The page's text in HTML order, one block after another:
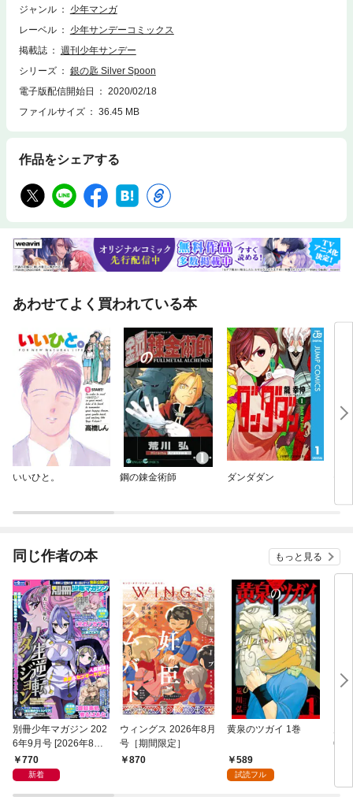
ジャンル
少年マンガ
レーベル
少年サンデーコミックス
掲載誌
週刊少年サンデー
シリーズ
銀の匙 Silver Spoon
電子版配信開始日
2020/02/18
ファイルサイズ
36.45 MB
作品をシェアする
あわせてよく買われている本
いいひと。 鋼の錬金術師 ダンダダン
同じ作者の本 もっと見る
別冊少年マガジン 202
6年9月号 [2026年8月7
日発売]
770
新着
ウィングス 2026年8月
号［期間限定］
870
黄泉のツガイ 1巻
589
試読フル
6年